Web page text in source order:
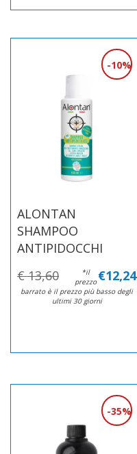
ALONTAN
SHAMPOO
ANTIPIDOCCHI
10%
€ 13,60 €12,24
*il
prezzo
barrato è il prezzo più basso degli
ultimi 30 giorni
35%